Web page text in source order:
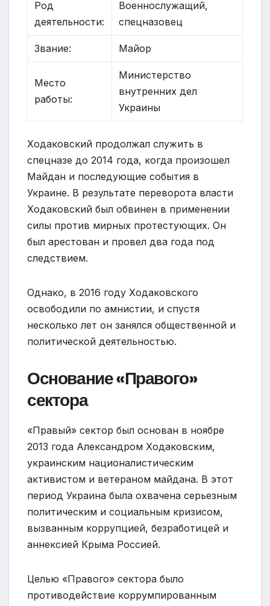
Род
деятельности:
Военнослужащий,
спецназовец
Звание: Майор
Место
работы:
Министерство
внутренних дел
Украины
Ходаковский продолжал служить в
спецназе до 2014 года, когда произошел
Майдан и последующие события в
Украине. В результате переворота власти
Ходаковский был обвинен в применении
силы против мирных протестующих. Он
был арестован и провел два года под
следствием.
Однако, в 2016 году Ходаковского
освободили по амнистии, и спустя
несколько лет он занялся общественной и
политической деятельностью.
Основание «Правого»
сектора
«Правый» сектор был основан в ноябре
2013 года Александром Ходаковским,
украинским националистическим
активистом и ветераном майдана. В этот
период Украина была охвачена серьезным
политическим и социальным кризисом,
вызванным коррупцией, безработицей и
аннексией Крыма Россией.
Целью «Правого» сектора было
противодействие коррумпированным